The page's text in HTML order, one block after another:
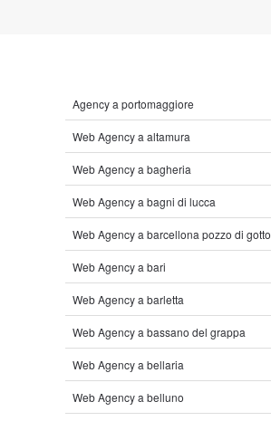
Agency a portomaggiore
Web Agency a altamura
Web Agency a bagheria
Web Agency a bagni di lucca
Web Agency a barcellona pozzo di gotto
Web Agency a bari
Web Agency a barletta
Web Agency a bassano del grappa
Web Agency a bellaria
Web Agency a belluno